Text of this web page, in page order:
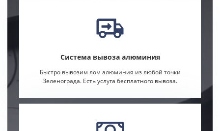
Система вывоза алюминия
Быстро вывозим лом алюминия из любой точки
Зеленограда. Есть услуга бесплатного вывоза.